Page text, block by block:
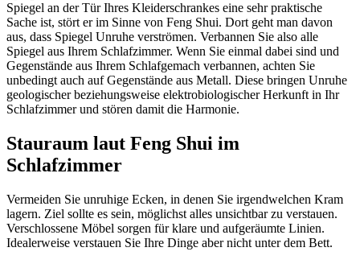
Spiegel an der Tür Ihres Kleiderschrankes eine sehr praktische
Sache ist, stört er im Sinne von Feng Shui. Dort geht man davon
aus, dass Spiegel Unruhe verströmen. Verbannen Sie also alle
Spiegel aus Ihrem Schlafzimmer. Wenn Sie einmal dabei sind und
Gegenstände aus Ihrem Schlafgemach verbannen, achten Sie
unbedingt auch auf Gegenstände aus Metall. Diese bringen Unruhe
geologischer beziehungsweise elektrobiologischer Herkunft in Ihr
Schlafzimmer und stören damit die Harmonie.
Stauraum laut Feng Shui im
Schlafzimmer
Vermeiden Sie unruhige Ecken, in denen Sie irgendwelchen Kram
lagern. Ziel sollte es sein, möglichst alles unsichtbar zu verstauen.
Verschlossene Möbel sorgen für klare und aufgeräumte Linien.
Idealerweise verstauen Sie Ihre Dinge aber nicht unter dem Bett.